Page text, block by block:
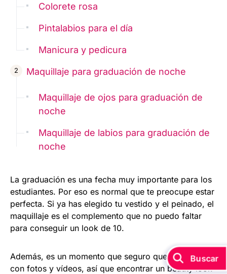
Colorete rosa
Pintalabios para el día
Manicura y pedicura
Maquillaje para graduación de noche
Maquillaje de ojos para graduación de
noche
Maquillaje de labios para graduación de
noche
La graduación es una fecha muy importante para los
estudiantes. Por eso es normal que te preocupe estar
perfecta. Si ya has elegido tu vestido y el peinado, el
maquillaje es el complemento que no puedo faltar
para conseguir un look de 10.
Además, es un momento que seguro que inmortalizas
con fotos y vídeos, así que encontrar un beauty look
Buscar